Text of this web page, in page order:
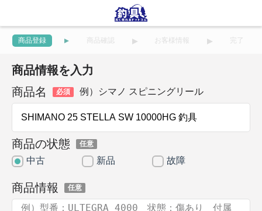
商品登録 商品確認 お客様情報 完了
商品情報を入力
商品名
必須 例）シマノ スピニングリール
商品の状態 任意
中古 新品 故障
商品情報 任意